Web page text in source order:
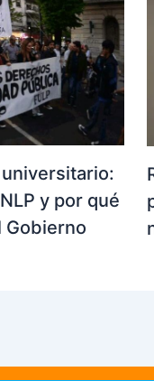
universitario:
y por qué
Gobierno